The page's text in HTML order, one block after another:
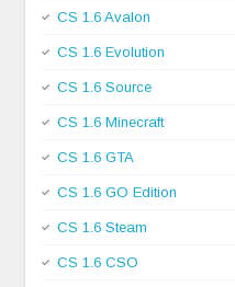
CS 1.6 Avalon
CS 1.6 Evolution
CS 1.6 Source
CS 1.6 Minecraft
CS 1.6 GTA
CS 1.6 GO Edition
CS 1.6 Steam
CS 1.6 CSO